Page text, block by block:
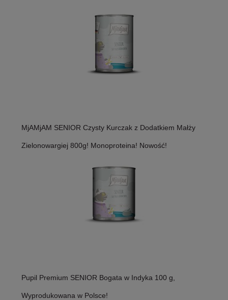
MjAMjAM SENIOR Czysty Kurczak z Dodatkiem Małży
Zielonowargiej 800g! Monoproteina! Nowość!
Pupil Premium SENIOR Bogata w Indyka 100 g,
Wyprodukowana w Polsce!